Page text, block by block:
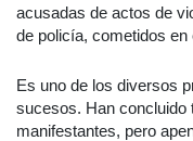
acusadas de actos de
de policía, cometidos
Es uno de los diversos
sucesos. Han concluido
manifestantes, pero